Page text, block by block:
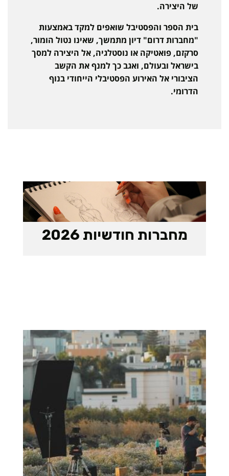
של היצירה.
בית הספר והפסטיבל שואפים למקד באמצעות
"מחברות דרום" דיון מתמשך, שאינו נטול הומור,
סרקזם, פואטיקה או נוסטלגיה, אל היצירה למסך
בישראל ובעולם, ואגב כך למנף את הקשב
הציבורי אל האירוע הפסטיבלי הייחודי בנוף
הדרומי.
מחברות חודשיות 2026